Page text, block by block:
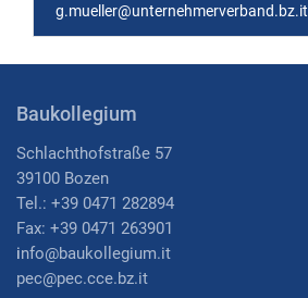
g.mueller@unternehmerverband.bz.it
Baukollegium
Schlachthofstraße 57
39100 Bozen
Tel.: +39 0471 282894
Fax: +39 0471 263901
info@baukollegium.it
pec@pec.cce.bz.it